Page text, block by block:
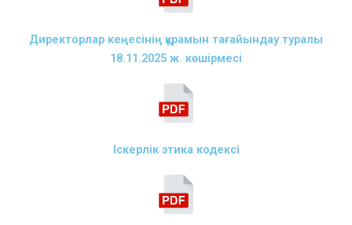
Директорлар кеңесінің құрамын тағайындау туралы
18.11.2025 ж. көшірмесі
Іскерлік этика кодексі